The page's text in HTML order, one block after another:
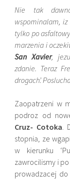
Nie tak
wspominalam,
tylko po
marzenia i
San Xavier,
zdanie. Teraz
drogach’.
Zaopatrzeni w
podroz od
Cruz- Cotoka.
stopnia, ze
w kierunku
zawrocilismy i
prowadzacej do